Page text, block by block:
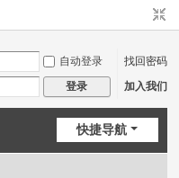
自动登录
找回密码
登录 加入我们
快捷导航